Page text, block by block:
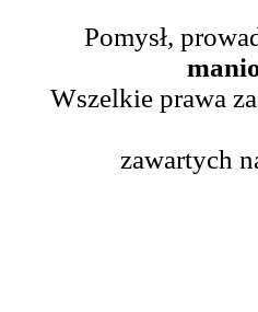
Pomysł,
Wszelkie prawa
zawartych